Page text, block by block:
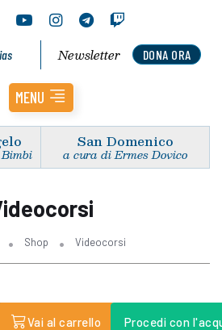
DONA ORA
Newsletter
MENU
San Domenico
a cura di Ermes Dovico
Shop Videocorsi
Vai al carrello Procedi con